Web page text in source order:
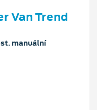
Van Trend
manuální